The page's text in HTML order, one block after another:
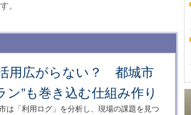
。
用広がらない？ 都城市
ン”も巻き込む仕組み作り
は「利用ログ」を分析し、現場の課題を見つ